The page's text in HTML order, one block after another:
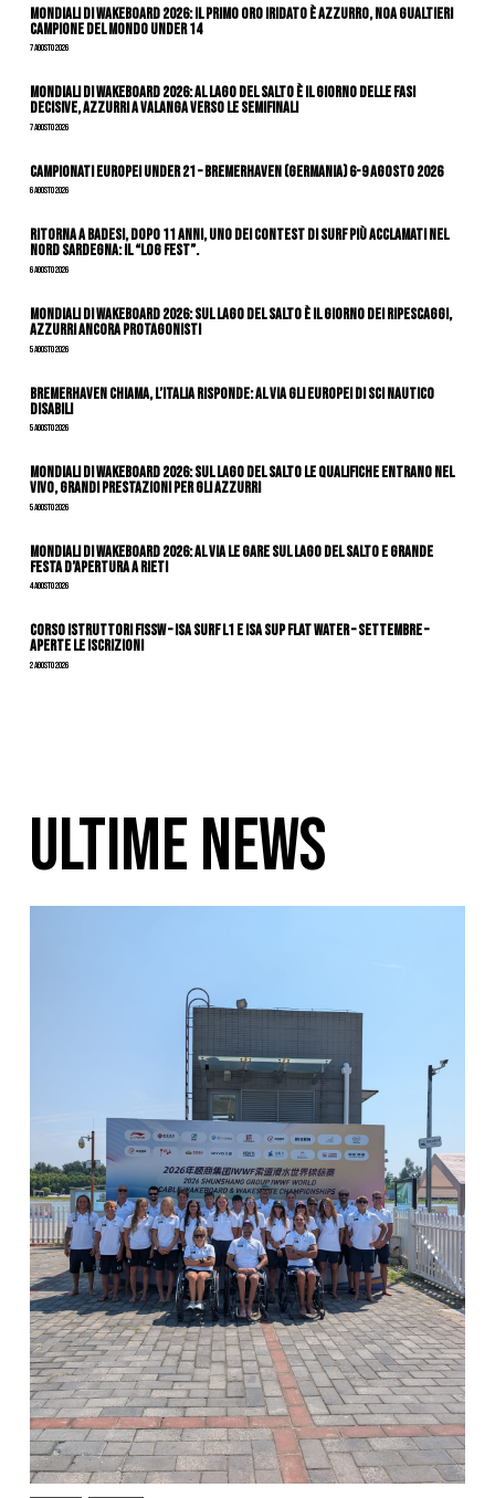
Mondiali di Wakeboard 2026: il primo oro iridato è azzurro, Noa Gualtieri
campione del mondo Under 14
7 Agosto 2026
Mondiali di Wakeboard 2026: al Lago del Salto è il giorno delle fasi
decisive, azzurri a valanga verso le semifinali
7 Agosto 2026
Campionati Europei Under 21 – Bremerhaven (Germania) 6-9 agosto 2026
6 Agosto 2026
Ritorna a Badesi, dopo 11 anni, uno dei contest di surf più acclamati nel
nord Sardegna: il “Log Fest”.
6 Agosto 2026
Mondiali di Wakeboard 2026: sul Lago del Salto è il giorno dei ripescaggi,
azzurri ancora protagonisti
5 Agosto 2026
Bremerhaven chiama, l’Italia risponde: al via gli Europei di Sci Nautico
Disabili
5 Agosto 2026
Mondiali di Wakeboard 2026: sul Lago del Salto le qualifiche entrano nel
vivo, grandi prestazioni per gli azzurri
5 Agosto 2026
Mondiali di Wakeboard 2026: al via le gare sul Lago del Salto e grande
festa d’apertura a Rieti
4 Agosto 2026
CORSO ISTRUTTORI FISSW – ISA SURF L1 e ISA SUP Flat Water – SETTEMBRE –
APERTE LE ISCRIZIONI
2 Agosto 2026
ULTIME NEWS